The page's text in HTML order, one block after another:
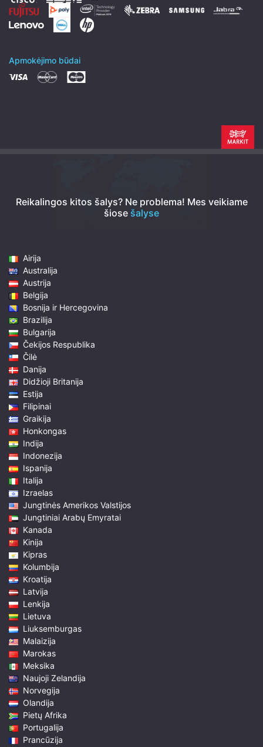
Apmokėjimo būdai
Reikalingos kitos šalys? Ne problema! Mes veikiame
šiose šalyse
Airija
Australija
Austrija
Belgija
Bosnija ir Hercegovina
Brazilija
Bulgarija
Čekijos Respublika
Čilė
Danija
Didžioji Britanija
Estija
Filipinai
Graikija
Honkongas
Indija
Indonezija
Ispanija
Italija
Izraelas
Jungtinės Amerikos Valstijos
Jungtiniai Arabų Emyratai
Kanada
Kinija
Kipras
Kolumbija
Kroatija
Latvija
Lenkija
Lietuva
Liuksemburgas
Malaizija
Marokas
Meksika
Naujoji Zelandija
Norvegija
Olandija
Pietų Afrika
Portugalija
Prancūzija